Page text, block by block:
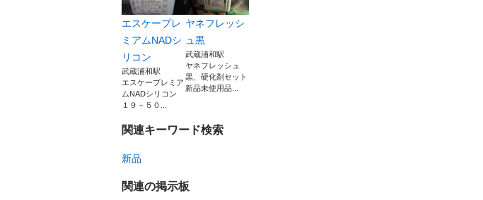
エスケープレ
ミアムNADシ
リコン
武蔵浦和駅
エスケープレミア
ムNADシリコン
１９－５０...
ヤネフレッシ
ュ黒
武蔵浦和駅
ヤネフレッシュ
黒、硬化剤セット
新品未使用品...
関連キーワード検索
新品
関連の掲示板